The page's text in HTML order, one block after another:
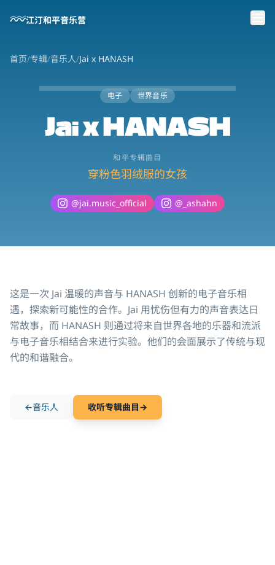
江汀和平音乐营
首页/专辑/音乐人/Jai x HANASH
电子 世界音乐
Jai x HANASH
和平专辑曲目
穿粉色羽绒服的女孩
@jai.music_official @ _ashahn
这是一次 Jai 温暖的声音与 HANASH 创新的电子音乐相
遇，探索新可能性的合作。Jai 用忧伤但有力的声音表达日
常故事，而 HANASH 则通过将来自世界各地的乐器和流派
与电子音乐相结合来进行实验。他们的会面展示了传统与现
代的和谐融合。
←音乐人 收听专辑曲目→